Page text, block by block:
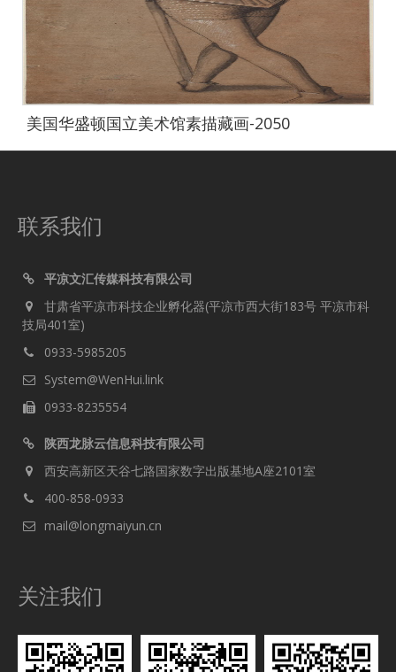
美国华盛顿国立美术馆素描藏画-2050
联系我们
平凉文汇传媒科技有限公司
甘肃省平凉市科技企业孵化器(平凉市西大街183号 平凉市科
技局401室)
0933-5985205
System@WenHui.link
0933-8235554
陕西龙脉云信息科技有限公司
西安高新区天谷七路国家数字出版基地A座2101室
400-858-0933
mail@longmaiyun.cn
关注我们